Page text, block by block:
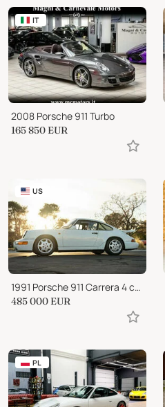
IT
2008 Porsche 911 Turbo
165 850 EUR
US
1991 Porsche 911 Carrera 4 coupe
485 000 EUR
PL